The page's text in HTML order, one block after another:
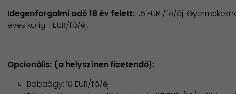
Idegenforgalmi adó 18 év felett:1,5 EUR /fő/éj.
éves korig: 1 EUR/fő/éj.
Opcionális: (a helyszínen fizetendő):
Babaágy: 10 EUR/fő/éj